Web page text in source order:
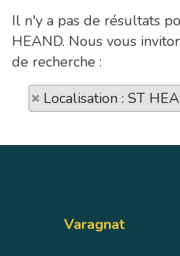
Il n'y a pas de résultats
HEAND. Nous vous
de recherche :
Localisation : ST
Varagnat